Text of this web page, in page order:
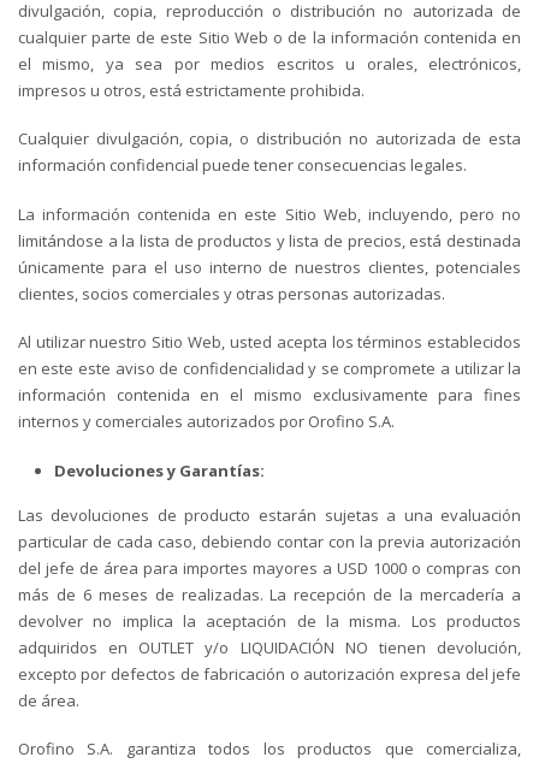
divulgación, copia, reproducción o distribución no autorizada de
cualquier parte de este Sitio Web o de la información contenida en
el mismo, ya sea por medios escritos u orales, electrónicos,
impresos u otros, está estrictamente prohibida.
Cualquier divulgación, copia, o distribución no autorizada de esta
información confidencial puede tener consecuencias legales.
La información contenida en este Sitio Web, incluyendo, pero no
limitándose a la lista de productos y lista de precios, está destinada
únicamente para el uso interno de nuestros clientes, potenciales
clientes, socios comerciales y otras personas autorizadas.
Al utilizar nuestro Sitio Web, usted acepta los términos establecidos
en este este aviso de confidencialidad y se compromete a utilizar la
información contenida en el mismo exclusivamente para fines
internos y comerciales autorizados por Orofino S.A.
Devoluciones y Garantías:
Las devoluciones de producto estarán sujetas a una evaluación
particular de cada caso, debiendo contar con la previa autorización
del jefe de área para importes mayores a USD 1000 o compras con
más de 6 meses de realizadas. La recepción de la mercadería a
devolver no implica la aceptación de la misma. Los productos
adquiridos en OUTLET y/o LIQUIDACIÓN NO tienen devolución,
excepto por defectos de fabricación o autorización expresa del jefe
de área.
Orofino S.A. garantiza todos los productos que comercializa,